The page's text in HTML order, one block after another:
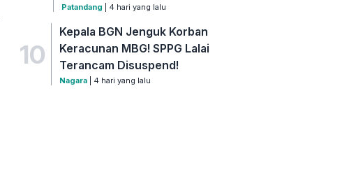
Patandang | 4 hari yang lalu
10
Kepala BGN Jenguk Korban
Keracunan MBG! SPPG Lalai
Terancam Disuspend!
Nagara | 4 hari yang lalu